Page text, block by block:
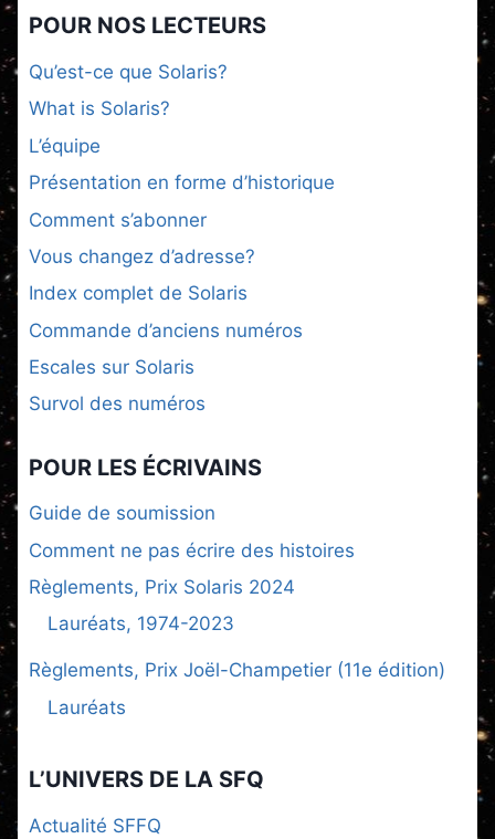
POUR NOS LECTEURS
Qu’est-ce que Solaris?
What is Solaris?
L’équipe
Présentation en forme d’historique
Comment s’abonner
Vous changez d’adresse?
Index complet de Solaris
Commande d’anciens numéros
Escales sur Solaris
Survol des numéros
POUR LES ÉCRIVAINS
Guide de soumission
Comment ne pas écrire des histoires
Règlements, Prix Solaris 2024
Lauréats, 1974-2023
Règlements, Prix Joël-Champetier (11e édition)
Lauréats
L’UNIVERS DE LA SFQ
Actualité SFFQ